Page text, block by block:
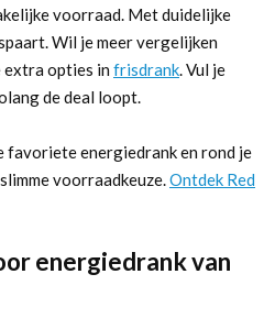
voorraad. Met duidelijke
Wil je meer vergelijken
extra opties in frisdrank. Vul je
de deal loopt.
favoriete energiedrank en rond je
voorraadkeuze.Ontdek Red
energiedrank van